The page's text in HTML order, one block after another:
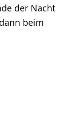
der Nacht
beim